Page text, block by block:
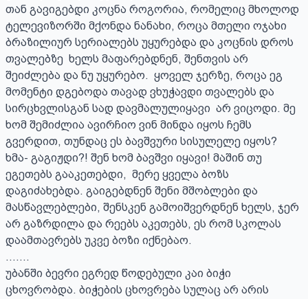
თან გავიგებდი კოცნა როგორია, რომელიც მხოლოდ
ტელევიზორში მქონდა ნანახი, როცა მთელი ოჯახი
ბრაზილიურ სერიალებს უყურებდა და კოცნის დროს
თვალებზე  ხელს მაფარებდნენ, შენთვის არ
შეიძლება და ნუ უყურებო.  ყოველ ჯერზე, როცა ეგ
მომენტი დგებოდა თავად ვხუჭავდი თვალებს და
სირცხვლისგან სად დავმალულიყავი  არ ვიცოდი. მე
ხომ შემიძლია ავირჩიო ვინ მინდა იყოს ჩემს
გვერდით, თუნდაც ეს ბავშვური სისულელე იყოს?
ხმა- გაგიჟდი?! შენ ხომ ბავშვი იყავი! მაშინ თუ
ეგეთებს გააკეთებდი,  მერე ყველა ბოზს
დაგიძახებდა. გაიგებდნენ შენი მშობლები და
მასწავლებლები, შენსკენ გამოიშვერდნენ ხელს, ჯერ
არ გაზრდილა და რეებს აკეთებს, ეს რომ სკოლას
დაამთავრებს უკვე ბოზი იქნებაო.
.......
უბანში ბევრი ეგრედ წოდებული კაი ბიჭი
ცხოვრობდა. ბიჭების ცხოვრება სულაც არ არის